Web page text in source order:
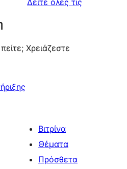
Δείτε όλες τις
Χρειάζεστε
Βιτρίνα
Θέματα
Πρόσθετα